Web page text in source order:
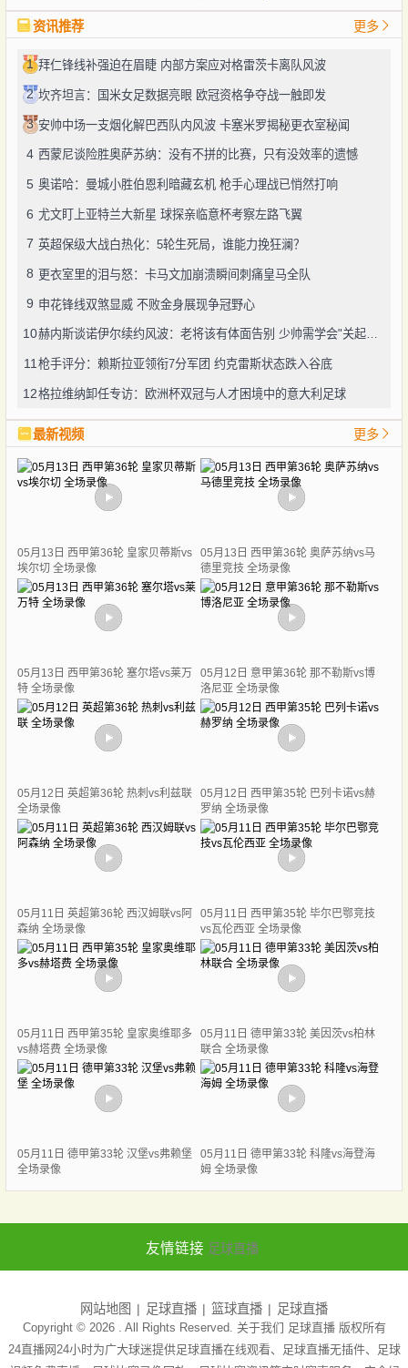
资讯推荐 更多
1 拜仁锋线补强迫在眉睫 内部方案应对格雷茨卡离队风波
2 坎齐坦言：国米女足数据亮眼 欧冠资格争夺战一触即发
3 安帅中场一支烟化解巴西队内风波 卡塞米罗揭秘更衣室秘闻
4 西蒙尼谈险胜奥萨苏纳：没有不拼的比赛，只有没效率的遗憾
5 奥诺哈：曼城小胜伯恩利暗藏玄机 枪手心理战已悄然打响
6 尤文盯上亚特兰大新星 球探亲临意杯考察左路飞翼
7 英超保级大战白热化：5轮生死局，谁能力挽狂澜？
8 更衣室里的泪与怒：卡马文加崩溃瞬间刺痛皇马全队
9 申花锋线双煞显威 不败金身展现争冠野心
10 赫内斯谈诺伊尔续约风波：老将该有体面告别 少帅需学会"关起门说话"
11 枪手评分：赖斯拉亚领衔7分军团 约克雷斯状态跌入谷底
12格拉维纳卸任专访：欧洲杯双冠与人才困境中的意大利足球
最新视频 更多
05月13日 西甲第36轮 皇家贝蒂斯vs
埃尔切 全场录像
05月13日 西甲第36轮 奥萨苏纳vs马
德里竞技 全场录像
05月13日 西甲第36轮 塞尔塔vs莱万
特 全场录像
05月12日 意甲第36轮 那不勒斯vs博
洛尼亚 全场录像
05月12日 英超第36轮 热刺vs利兹联
全场录像
05月12日 西甲第35轮 巴列卡诺vs赫
罗纳 全场录像
05月11日 英超第36轮 西汉姆联vs阿
森纳 全场录像
05月11日 西甲第35轮 毕尔巴鄂竞技
vs瓦伦西亚 全场录像
05月11日 西甲第35轮 皇家奥维耶多
vs赫塔费 全场录像
05月11日 德甲第33轮 美因茨vs柏林
联合 全场录像
05月11日 德甲第33轮 汉堡vs弗赖堡
全场录像
05月11日 德甲第33轮 科隆vs海登海
姆 全场录像
友情链接 足球直播
网站地图 足球直播 篮球直播 足球直播
Copyright © 2026 . All Rights Reserved. 关于我们 足球直播版权所有
24直播网24小时为广大球迷提供足球直播在线观看、足球直播无插件、足球